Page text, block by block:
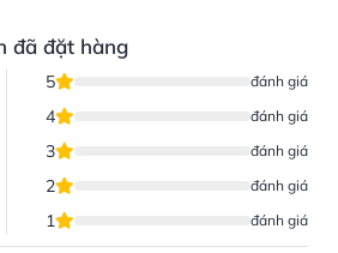
đã đặt hàng
5 đánh giá
4 đánh giá
3 đánh giá
2 đánh giá
1 đánh giá